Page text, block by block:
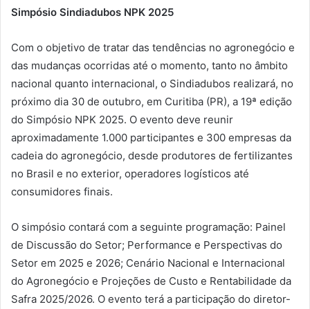
Simpósio Sindiadubos NPK 2025
Com o objetivo de tratar das tendências no agronegócio e
das mudanças ocorridas até o momento, tanto no âmbito
nacional quanto internacional, o Sindiadubos realizará, no
próximo dia 30 de outubro, em Curitiba (PR), a 19ª edição
do Simpósio NPK 2025. O evento deve reunir
aproximadamente 1.000 participantes e 300 empresas da
cadeia do agronegócio, desde produtores de fertilizantes
no Brasil e no exterior, operadores logísticos até
consumidores finais.
O simpósio contará com a seguinte programação: Painel
de Discussão do Setor; Performance e Perspectivas do
Setor em 2025 e 2026; Cenário Nacional e Internacional
do Agronegócio e Projeções de Custo e Rentabilidade da
Safra 2025/2026. O evento terá a participação do diretor-